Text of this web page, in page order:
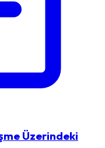
Üzerindeki